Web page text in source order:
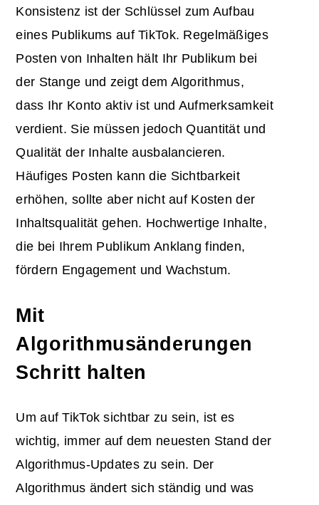
Konsistenz ist der Schlüssel zum Aufbau
eines Publikums auf TikTok. Regelmäßiges
Posten von Inhalten hält Ihr Publikum bei
der Stange und zeigt dem Algorithmus,
dass Ihr Konto aktiv ist und Aufmerksamkeit
verdient. Sie müssen jedoch Quantität und
Qualität der Inhalte ausbalancieren.
Häufiges Posten kann die Sichtbarkeit
erhöhen, sollte aber nicht auf Kosten der
Inhaltsqualität gehen. Hochwertige Inhalte,
die bei Ihrem Publikum Anklang finden,
fördern Engagement und Wachstum.
Mit
Algorithmusänderungen
Schritt halten
Um auf TikTok sichtbar zu sein, ist es
wichtig, immer auf dem neuesten Stand der
Algorithmus-Updates zu sein. Der
Algorithmus ändert sich ständig und was